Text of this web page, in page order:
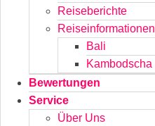
Reiseberichte
Reiseinformationen
Bali
Kambodscha
Bewertungen
Service
Über Uns